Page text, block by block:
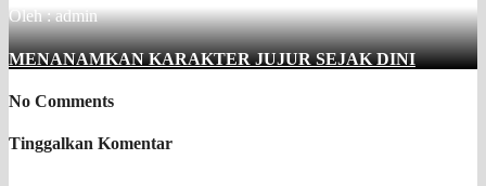
Oleh : admin
MENANAMKAN KARAKTER JUJUR SEJAK DINI
No Comments
Tinggalkan Komentar